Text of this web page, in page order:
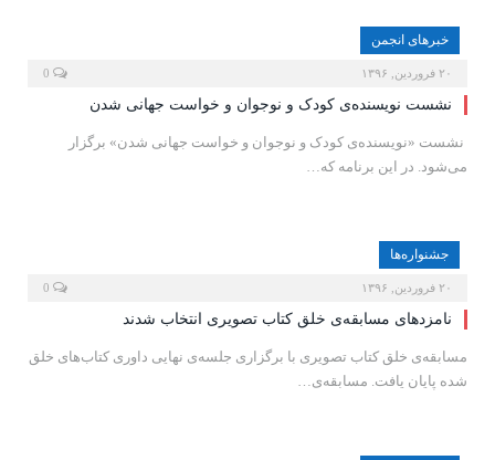
خبرهای انجمن
۲۰ فروردین, ۱۳۹۶
نشست نویسنده‌ی کودک و نوجوان و خواست جهانی شدن
نشست «نویسنده‌ی کودک و نوجوان و خواست جهانی شدن» برگزار
می‌شود. در این برنامه که…
جشنواره‌ها
۲۰ فروردین, ۱۳۹۶
نامزدهای مسابقه‌ی خلق کتاب تصویری انتخاب شدند
مسابقه‌ی خلق کتاب تصویری با برگزاری جلسه‌ی نهایی داوری کتاب‌های خلق
شده پایان یافت. مسابقه‌ی…